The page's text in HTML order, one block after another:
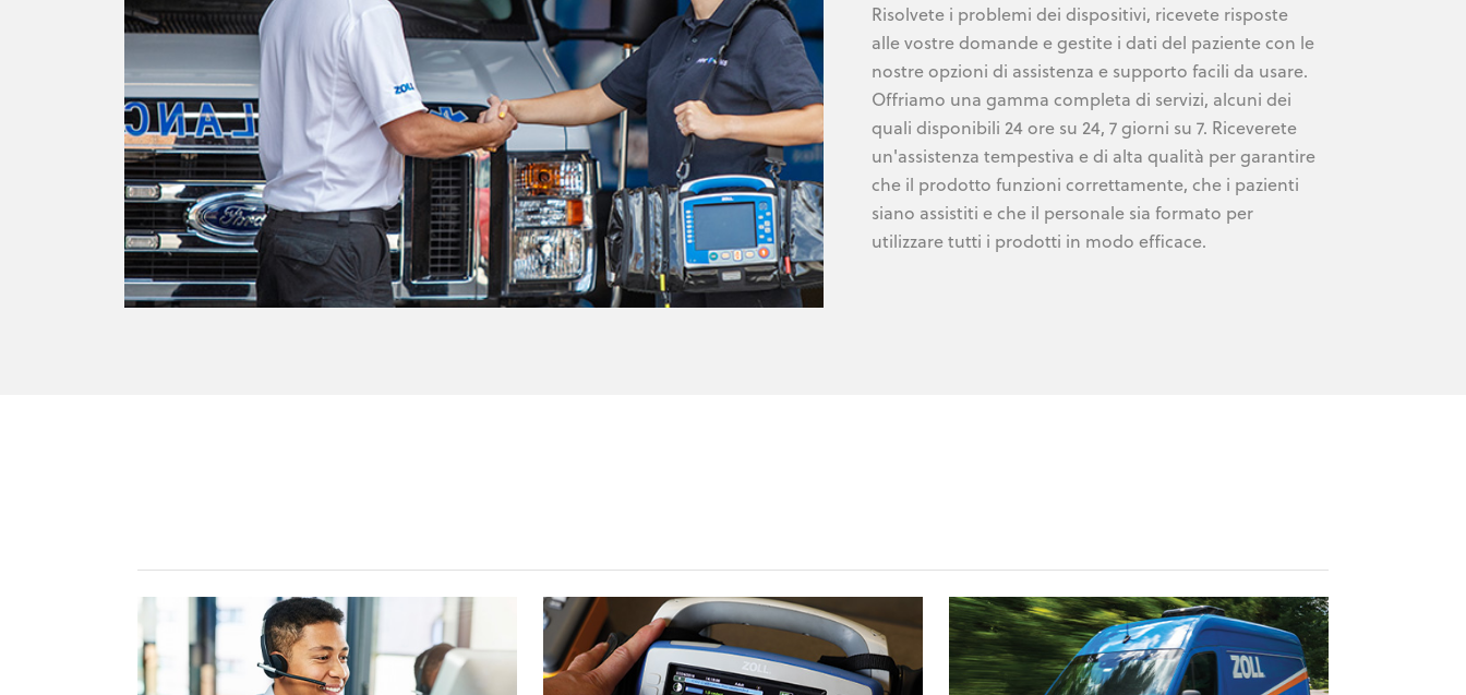
Risolvete i problemi dei dispositivi, ricevete risposte
alle vostre domande e gestite i dati del paziente con le
nostre opzioni di assistenza e supporto facili da usare.
Offriamo una gamma completa di servizi, alcuni dei
quali disponibili 24 ore su 24, 7 giorni su 7. Riceverete
un'assistenza tempestiva e di alta qualità per garantire
che il prodotto funzioni correttamente, che i pazienti
siano assistiti e che il personale sia formato per
utilizzare tutti i prodotti in modo efficace.